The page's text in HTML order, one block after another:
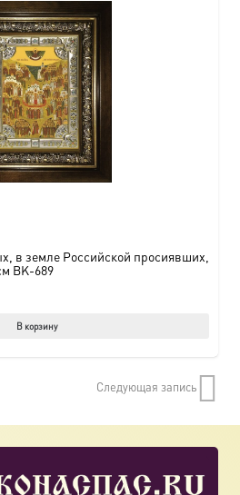
в земле Российской просиявших,
BK-689
В корзину
Следующая запись